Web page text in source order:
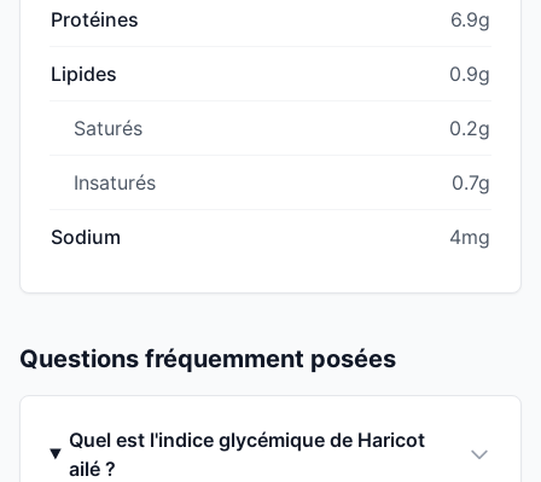
Protéines 6.9g
Lipides 0.9g
Saturés 0.2g
Insaturés 0.7g
Sodium 4mg
Questions fréquemment posées
Quel est l'indice glycémique de Haricot
ailé ?